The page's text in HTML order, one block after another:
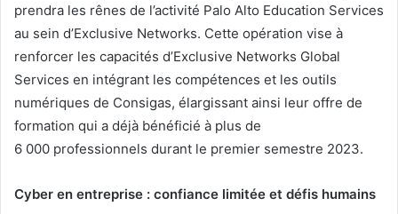
prendra les rênes de l’activité Palo Alto Education Services
au sein d’Exclusive Networks. Cette opération vise à
renforcer les capacités d’Exclusive Networks Global
Services en intégrant les compétences et les outils
numériques de Consigas, élargissant ainsi leur offre de
formation qui a déjà bénéficié à plus de
6 000 professionnels durant le premier semestre 2023.
Cyber en entreprise : confiance limitée et défis humains